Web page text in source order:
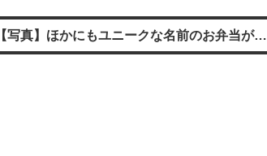
【写真】ほかにもユニークな名前のお弁当が…